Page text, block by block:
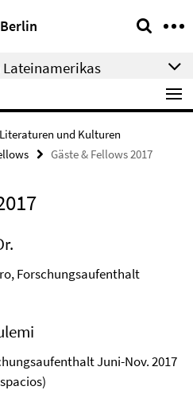
Literaturen und Kulturen
Gäste & Fellows 2017
Forschungsaufenthalt
Juni-Nov. 2017